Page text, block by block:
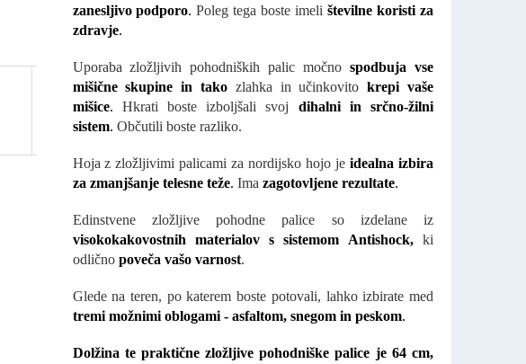
zanesljivo podporo. Poleg tega boste imelištevilne koristi za
zdravje.
Uporaba zložljivih pohodniških palic močnospodbuja vse
mišične skupine in tako zlahka in učinkovitokrepi vaše
mišice. Hkrati boste izboljšali svoj dihalni in srčno-žilni
sistem. Občutili boste razliko.
Hoja z zložljivimi palicami za nordijsko hojo je idealna izbira
za zmanjšanje telesne teže. Ima zagotovljene rezultate.
Edinstvene zložljive pohodne palice so izdelane iz
visokokakovostnih materialov s sistemom Antishock, ki
odlično poveča vašo varnost.
Glede na teren, po katerem boste potovali, lahko izbirate med
tremi možnimi oblogami - asfaltom, snegom in peskom.
Dolžina te praktične zložljive pohodniške palice je 64 cm,